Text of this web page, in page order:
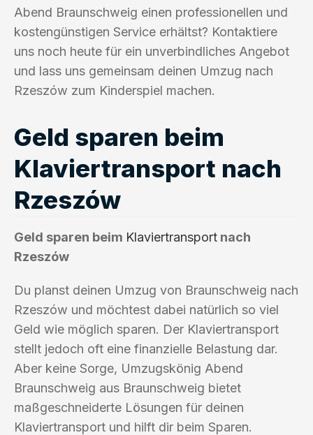
Abend Braunschweig einen professionellen und
kostengünstigen Service erhältst? Kontaktiere
uns noch heute für ein unverbindliches Angebot
und lass uns gemeinsam deinen Umzug nach
Rzeszów zum Kinderspiel machen.
Geld sparen beim
Klaviertransport nach
Rzeszów
Geld sparen beim Klaviertransport nach
Rzeszów
Du planst deinen Umzug von Braunschweig nach
Rzeszów und möchtest dabei natürlich so viel
Geld wie möglich sparen. Der Klaviertransport
stellt jedoch oft eine finanzielle Belastung dar.
Aber keine Sorge, Umzugskönig Abend
Braunschweig aus Braunschweig bietet
maßgeschneiderte Lösungen für deinen
Klaviertransport und hilft dir beim Sparen.